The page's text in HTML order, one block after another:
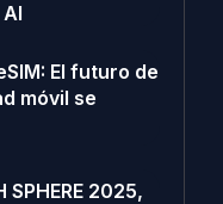
El futuro de
móvil se
SPHERE 2025,